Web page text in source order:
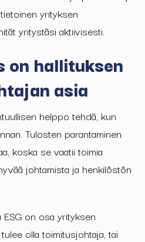
yrityksen
yritystäsi aktiivisesti.
on hallituksen
asia
helppo tehdä, kun
Tulosten parantaminen
koska se vaatii toimia
johtamista ja henkilöstön
on osa yrityksen
olla toimitusjohtaja, tai